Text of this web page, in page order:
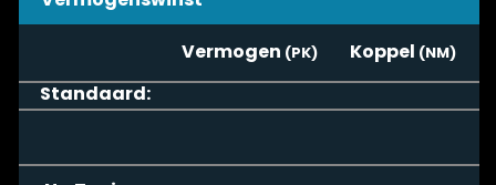
Vermogen
Koppel
Standaard: